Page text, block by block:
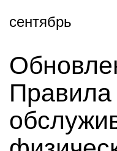
сентябрь
Правила